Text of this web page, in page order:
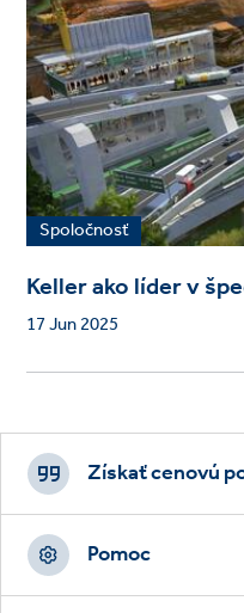
Spoločnosť
Keller ako líder v
17 Jun 2025
Footer
CTAs
Získať cenovú
Pomoc